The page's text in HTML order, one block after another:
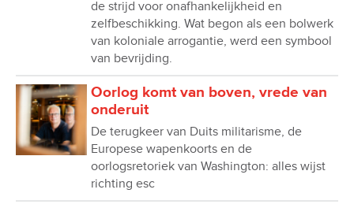
de strijd voor onafhankelijkheid en
zelfbeschikking. Wat begon als een bolwerk
van koloniale arrogantie, werd een symbool
van bevrijding.
Oorlog komt van boven, vrede van
onderuit
De terugkeer van Duits militarisme, de
Europese wapenkoorts en de
oorlogsretoriek van Washington: alles wijst
richting esc